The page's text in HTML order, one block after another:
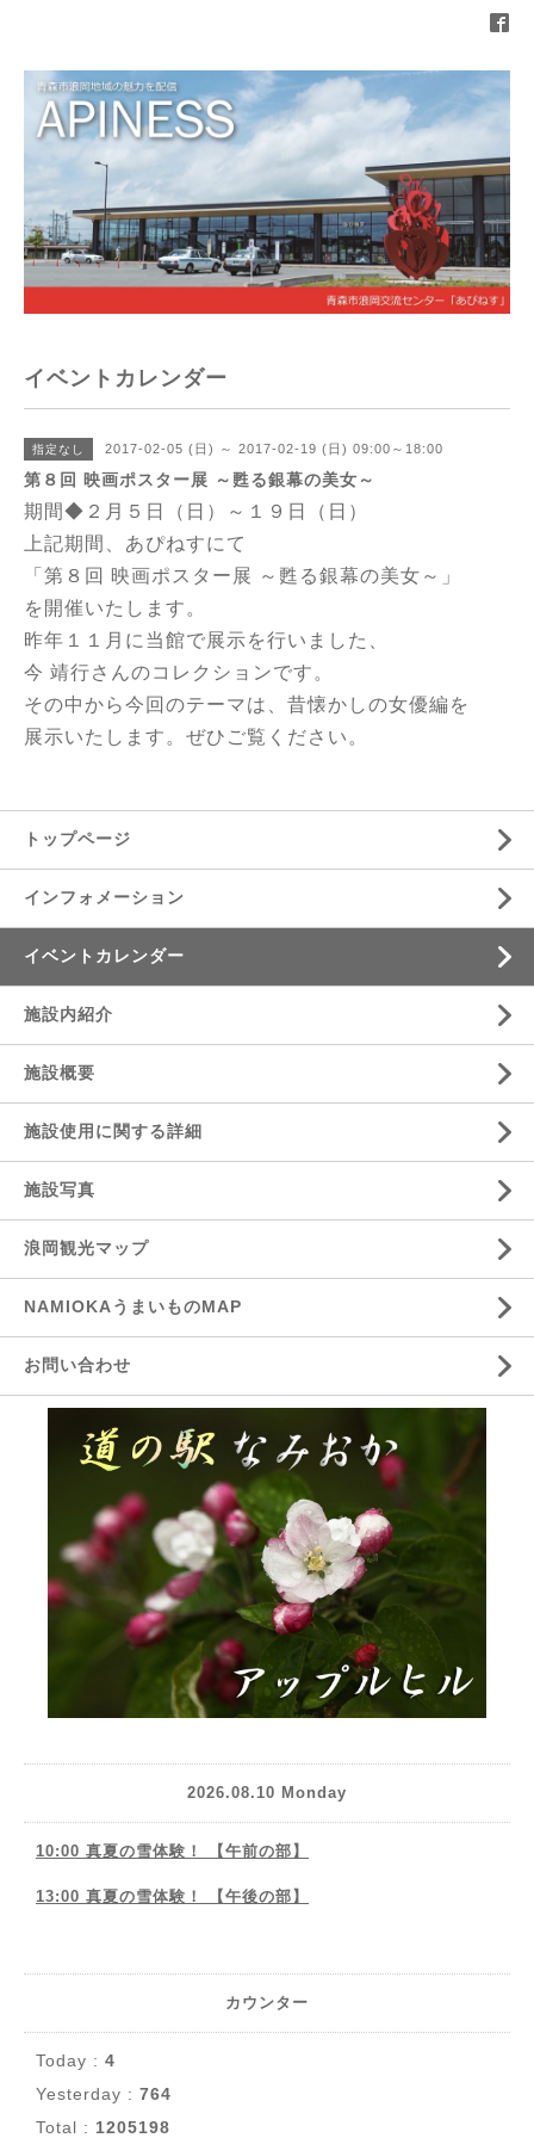
イベントカレンダー
指定なし 2017-02-05 (日) ～ 2017-02-19 (日) 09:00～18:00
第８回 映画ポスター展 ～甦る銀幕の美女～
期間◆２月５日（日）～１９日（日）
上記期間、あぴねすにて
「第８回 映画ポスター展 ～甦る銀幕の美女～」
を開催いたします。
昨年１１月に当館で展示を行いました、
今 靖行さんのコレクションです。
その中から今回のテーマは、昔懐かしの女優編を
展示いたします。ぜひご覧ください。
トップページ
インフォメーション
イベントカレンダー
施設内紹介
施設概要
施設使用に関する詳細
施設写真
浪岡観光マップ
NAMIOKAうまいものMAP
お問い合わせ
2026.08.10 Monday
10:00 真夏の雪体験！ 【午前の部】
13:00 真夏の雪体験！ 【午後の部】
カウンター
Today : 4
Yesterday : 764
Total : 1205198